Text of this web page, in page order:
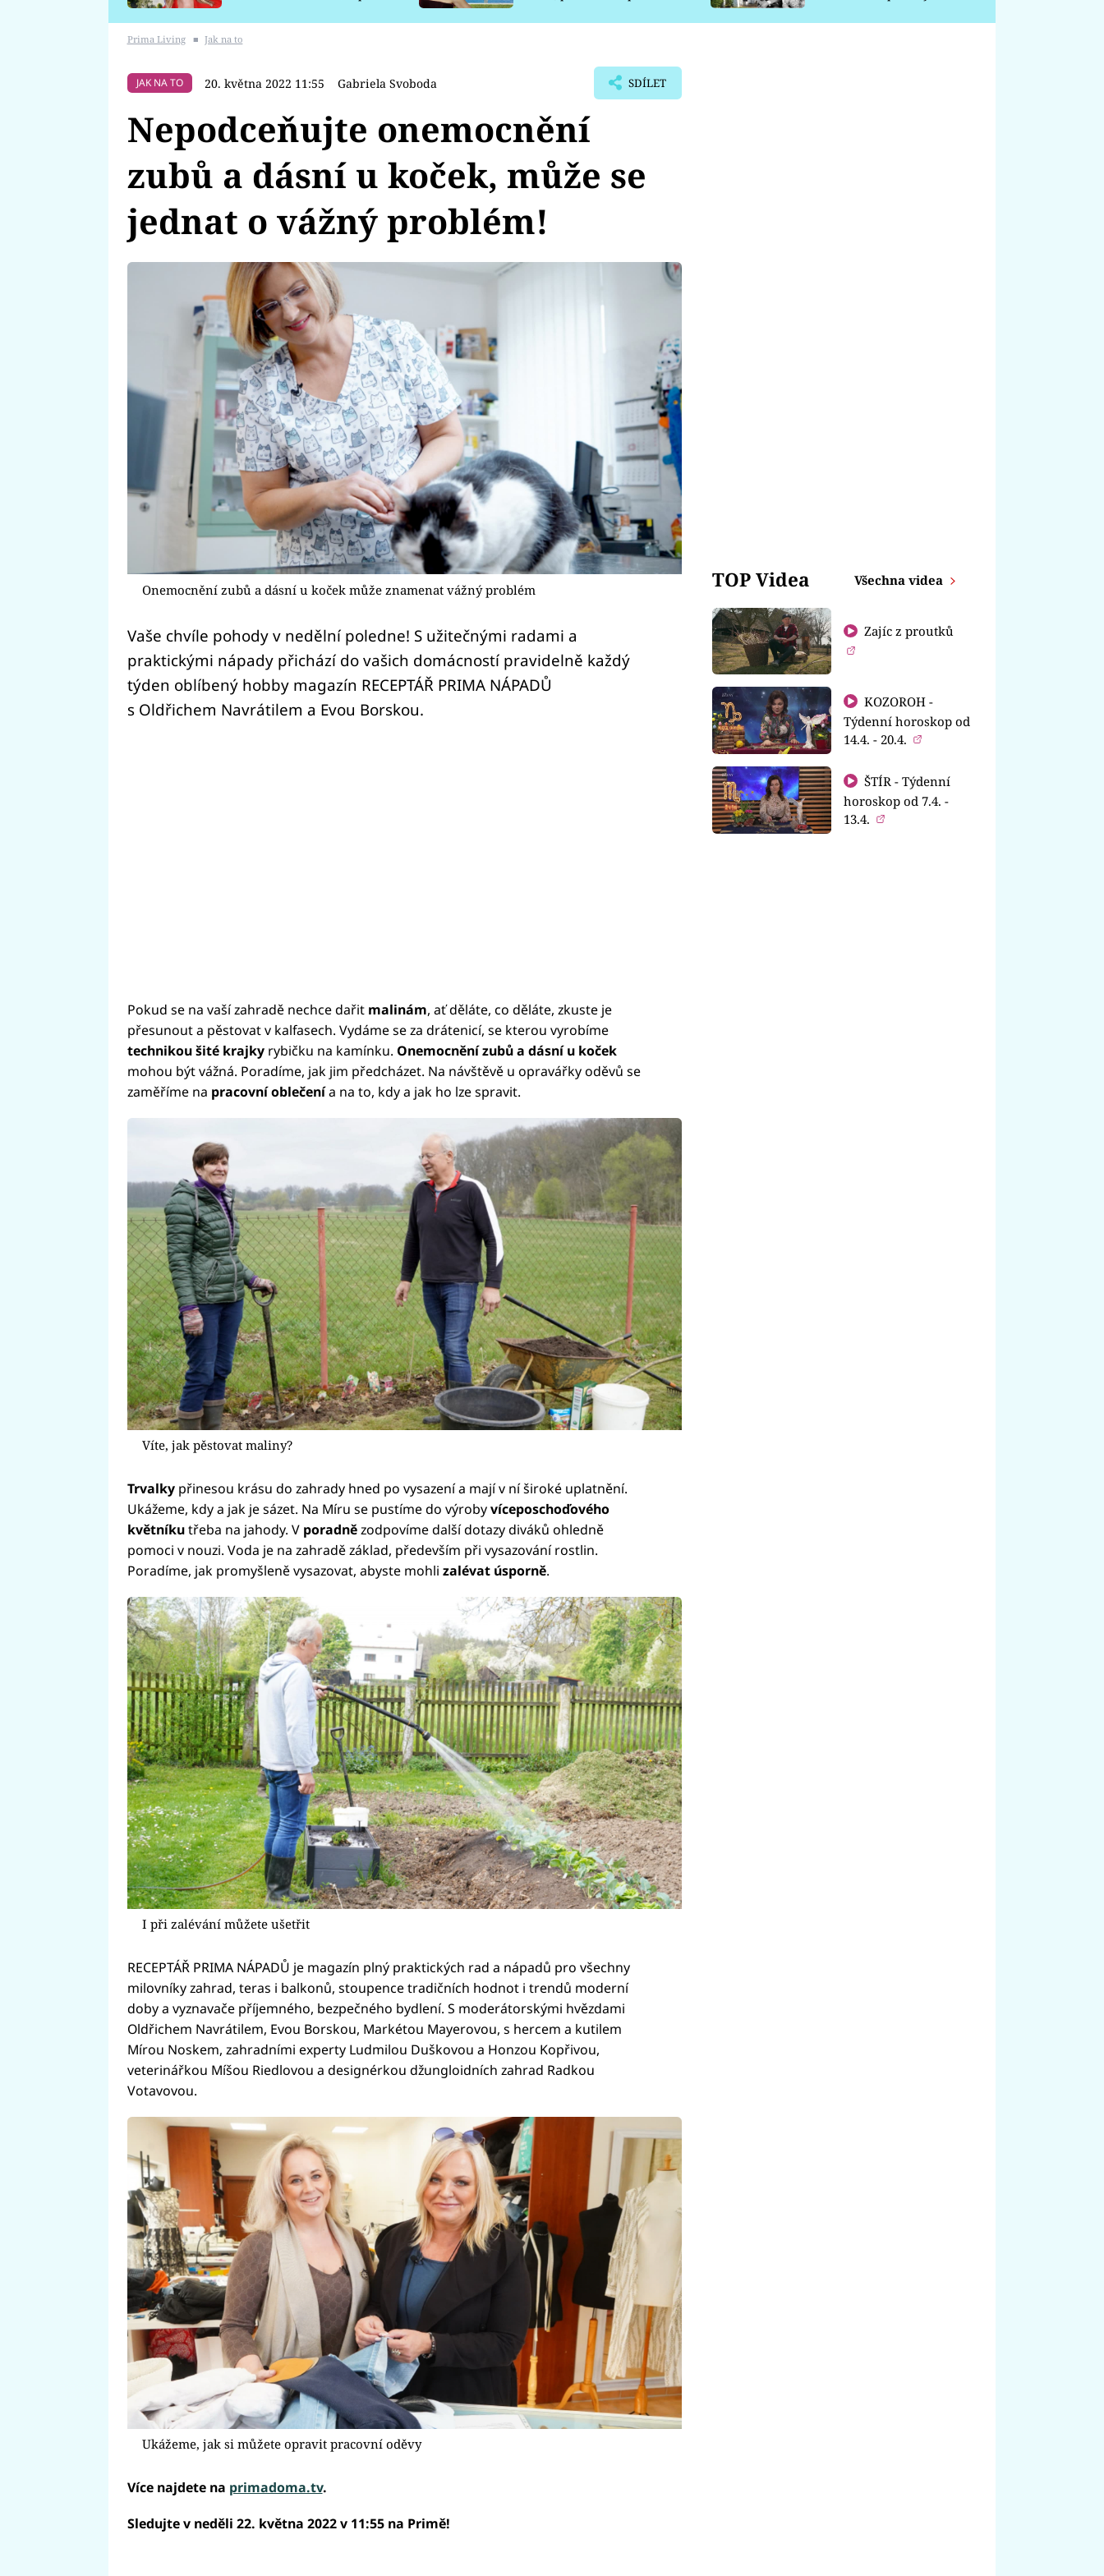
Prima Living ■ Jak na to
JAK NA TO 20. května 2022 11:55 Gabriela Svoboda SDÍLET
Nepodceňujte onemocnění
zubů a dásní u koček, může se
jednat o vážný problém!
Onemocnění zubů a dásní u koček může znamenat vážný problém
Vaše chvíle pohody v nedělní poledne! S užitečnými radami a
praktickými nápady přichází do vašich domácností pravidelně každý
týden oblíbený hobby magazín RECEPTÁŘ PRIMA NÁPADŮ
s Oldřichem Navrátilem a Evou Borskou.
Pokud se na vaší zahradě nechce dařit malinám, ať děláte, co děláte, zkuste je
přesunout a pěstovat v kalfasech. Vydáme se za drátenicí, se kterou vyrobíme
technikou šité krajkyrybičku na kamínku. Onemocnění zubů a dásní u koček
mohou být vážná. Poradíme, jak jim předcházet. Na návštěvě u opravářky oděvů se
zaměříme na pracovní oblečenía na to, kdy a jak ho lze spravit.
Víte, jak pěstovat maliny?
Trvalky přinesou krásu do zahrady hned po vysazení a mají v ní široké uplatnění.
Ukážeme, kdy a jak je sázet. Na Míru se pustíme do výrobyvíceposchoďového
květníkutřeba na jahody. V poradnězodpovíme další dotazy diváků ohledně
pomoci v nouzi. Voda je na zahradě základ, především při vysazování rostlin.
Poradíme, jak promyšleně vysazovat, abyste mohli zalévat úsporně.
I při zalévání můžete ušetřit
RECEPTÁŘ PRIMA NÁPADŮ je magazín plný praktických rad a nápadů pro všechny
milovníky zahrad, teras i balkonů, stoupence tradičních hodnot i trendů moderní
doby a vyznavače příjemného, bezpečného bydlení. S moderátorskými hvězdami
Oldřichem Navrátilem, Evou Borskou, Markétou Mayerovou, s hercem a kutilem
Mírou Noskem, zahradními experty Ludmilou Duškovou a Honzou Kopřivou,
veterinářkou Míšou Riedlovou a designérkou džungloidních zahrad Radkou
Votavovou.
Ukážeme, jak si můžete opravit pracovní oděvy
Více najdete na primadoma.tv.
Sledujte v neděli 22. května 2022 v 11:55 na Primě!
TOP Videa Všechna videa
Zajíc z proutků
KOZOROH -
Týdenní horoskop od
14.4. - 20.4.
ŠTÍR - Týdenní
horoskop od 7.4. -
13.4.